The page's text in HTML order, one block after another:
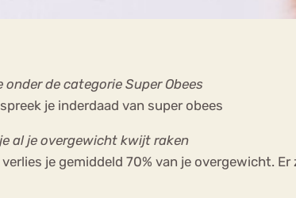
de categorie Super Obees
je inderdaad van super obees
al je overgewicht kwijt raken
je gemiddeld 70% van je overgewicht.